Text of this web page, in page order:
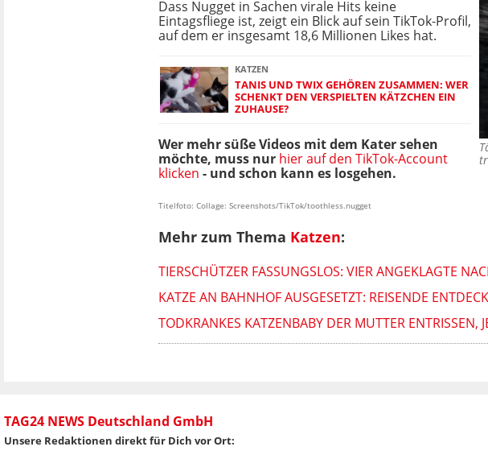
Dass Nugget in Sachen virale Hits keine
Eintagsfliege ist, zeigt ein Blick auf sein TikTok-Profil,
auf dem er insgesamt 18,6 Millionen Likes hat.
KATZEN
TANIS UND TWIX GEHÖREN ZUSAMMEN: WER
SCHENKT DEN VERSPIELTEN KÄTZCHEN EIN
ZUHAUSE?
Wer mehr süße Videos mit dem Kater sehen
möchte, muss nur hier auf den TikTok-Account
klicken - und schon kann es losgehen.
Titelfoto: Collage: Screenshots/TikTok/toothless.nugget
Mehr zum Thema Katzen:
TIERSCHÜTZER FASSUNGSLOS: VIER ANGEKLAGTE
KATZE AN BAHNHOF AUSGESETZT: REISENDE
TODKRANKES KATZENBABY DER MUTTER ENTRISSEN,
TAG24 NEWS Deutschland GmbH
Unsere Redaktionen direkt für Dich vor Ort: